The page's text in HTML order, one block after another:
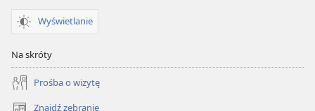
Wyświetlanie
Na skróty
Prośba o wizytę
Znajdź zebranie